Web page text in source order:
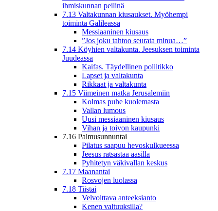
ihmiskunnan peilinä
7.13 Valtakunnan kiusaukset. Myöhempi
toiminta Galileassa
Messiaaninen kiusaus
”Jos joku tahtoo seurata minua…”
7.14 Köyhien valtakunta. Jeesuksen toiminta
Juudeassa
Kaifas. Täydellinen poliitikko
Lapset ja valtakunta
Rikkaat ja valtakunta
7.15 Viimeinen matka Jerusalemiin
Kolmas puhe kuolemasta
Vallan lumous
Uusi messiaaninen kiusaus
Vihan ja toivon kaupunki
7.16 Palmusunnuntai
Pilatus saapuu hevoskulkueessa
Jeesus ratsastaa aasilla
Pyhitetyn väkivallan keskus
7.17 Maanantai
Rosvojen luolassa
7.18 Tiistai
Velvoittava anteeksianto
Kenen valtuuksilla?